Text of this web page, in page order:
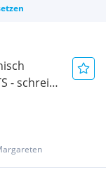
- schreib